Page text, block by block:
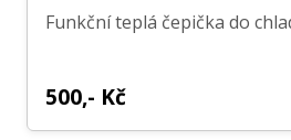
Funkční teplá čepička do
500,- Kč